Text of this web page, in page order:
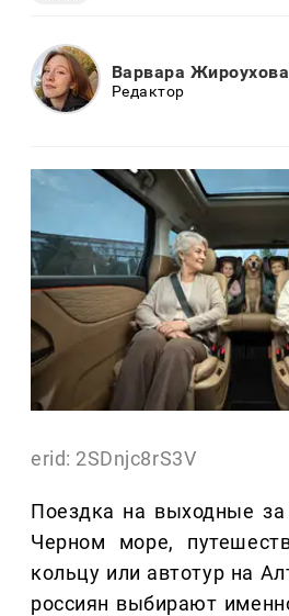
Варвара Жироухова
Редактор
erid: 2SDnjc8rS3V
Поездка на выходные за
Черном море,
кольцу или автотур на
россиян выбирают